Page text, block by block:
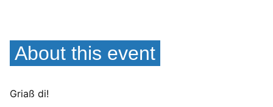
About this event
Griaß di!